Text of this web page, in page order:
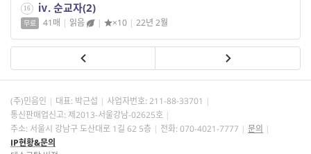
16 ⅳ. 순교자(2)
무료 41매 | 읽음 | ×10 | 22년 2월
(주)민음인 대표: 박근섭 사업자번호: 211-88-33701
통신판매업신고: 제2013-서울강남-02625호
주소: 서울시 강남구 도산대로 1길 62 5층
전화: 070-4021-7777
문의
IP현황&문의